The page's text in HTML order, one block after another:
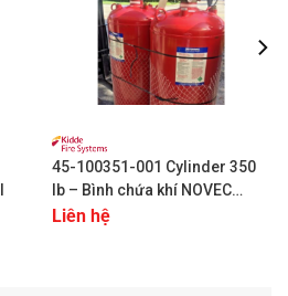
45-100351-001 Cylinder 350
lb – Bình chứa khí NOVEC
1230 Đã Bao Gồm Khí
Liên hệ